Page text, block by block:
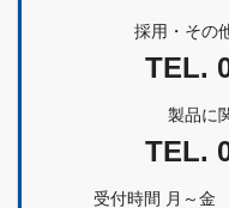
採用・その
TEL.
製品に
TEL.
受付時間 月～金